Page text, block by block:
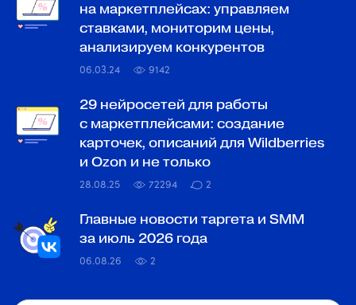
на маркетплейсах: управляем
ставками, мониторим цены,
анализируем конкурентов
06.03.24 9142
29 нейросетей для работы
с маркетплейсами: создание
карточек, описаний для Wildberries
и Ozon и не только
28.08.25 72294 2
Главные новости таргета и SMM
за июль 2026 года
06.08.26 2